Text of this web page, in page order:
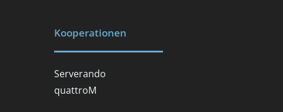
Kooperationen
Serverando
quattroM